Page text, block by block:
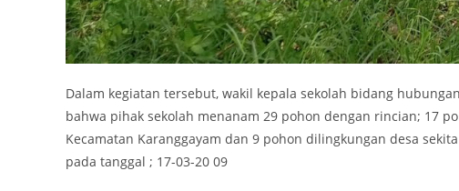
Dalam kegiatan tersebut, wakil kepala sekolah bidang
bahwa pihak sekolah menanam 29 pohon dengan rincian; 17
Kecamatan Karanggayam dan 9 pohon dilingkungan desa
pada tanggal ; 17-03-20 09